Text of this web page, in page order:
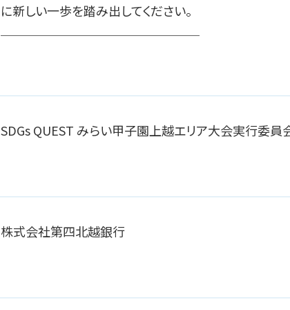
に新しい一歩を踏み出してください。
SDGs QUEST みらい甲子園上越エリア大会実行委員
株式会社第四北越銀行